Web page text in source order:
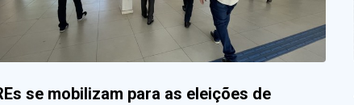
se mobilizam para as eleições de